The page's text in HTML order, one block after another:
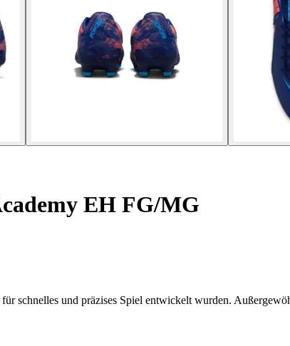
EH FG/MG
schnelles und präzises Spiel entwickelt wurden.